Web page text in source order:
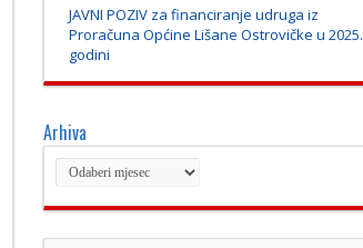
JAVNI POZIV za financiranje udruga iz
Proračuna Općine Lišane Ostrovičke u 2025.
godini
Arhiva